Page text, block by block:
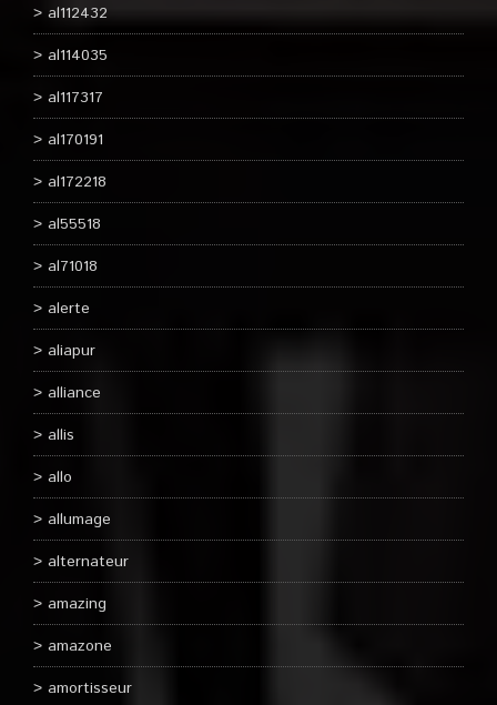
al112432
al114035
al117317
al170191
al172218
al55518
al71018
alerte
aliapur
alliance
allis
allo
allumage
alternateur
amazing
amazone
amortisseur